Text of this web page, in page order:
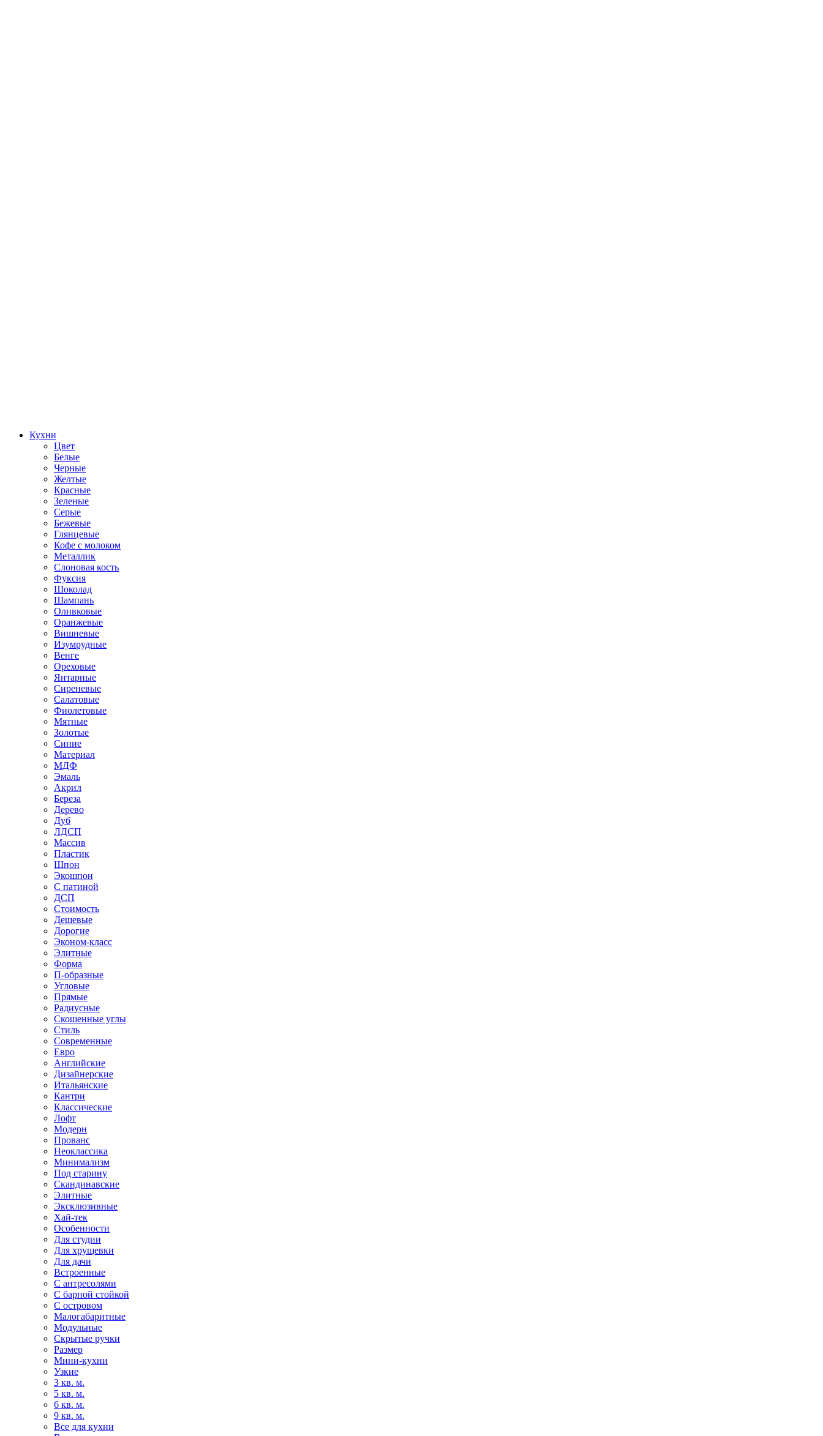
Кухни
Цвет
Белые
Черные
Желтые
Красные
Зеленые
Серые
Бежевые
Глянцевые
Кофе с молоком
Металлик
Слоновая кость
Фуксия
Шоколад
Шампань
Оливковые
Оранжевые
Вишневые
Изумрудные
Венге
Ореховые
Янтарные
Сиреневые
Салатовые
Фиолетовые
Мятные
Золотые
Синие
Материал
МДФ
Эмаль
Акрил
Береза
Дерево
Дуб
ЛДСП
Массив
Пластик
Шпон
Экошпон
С патиной
ДСП
Стоимость
Дешевые
Дорогие
Эконом-класс
Элитные
Форма
П-образные
Угловые
Прямые
Радиусные
Скошенные углы
Стиль
Современные
Евро
Английские
Дизайнерские
Итальянские
Кантри
Классические
Лофт
Модерн
Прованс
Неоклассика
Минимализм
Под старину
Скандинавские
Элитные
Эксклюзивные
Хай-тек
Особенности
Для студии
Для хрущевки
Для дачи
Встроенные
С антресолями
С барной стойкой
С островом
Малогабаритные
Модульные
Скрытые ручки
Размер
Мини-кухни
Узкие
3 кв. м.
5 кв. м.
6 кв. м.
9 кв. м.
Все для кухни